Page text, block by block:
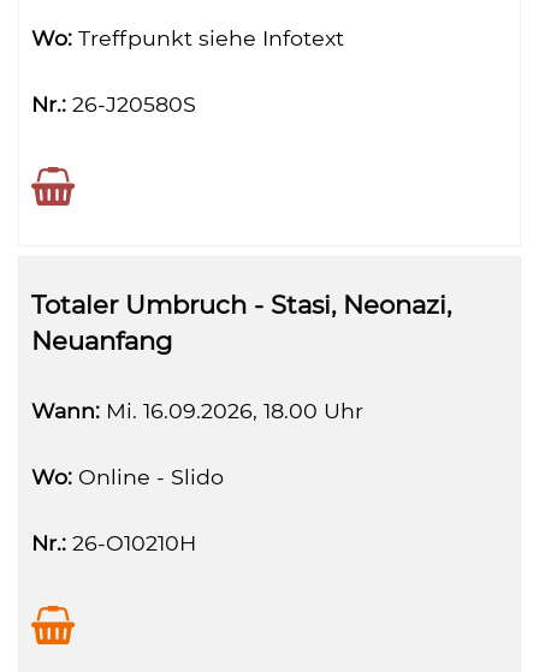
Wo: Treffpunkt siehe Infotext
Nr.: 26-J20580S
Totaler Umbruch - Stasi, Neonazi,
Neuanfang
Wann: Mi. 16.09.2026, 18.00 Uhr
Wo: Online - Slido
Nr.: 26-O10210H